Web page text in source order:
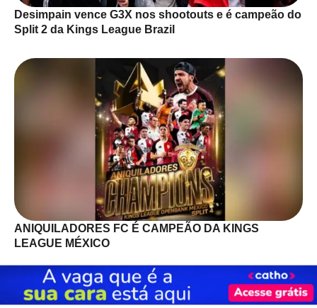
Desimpain vence G3X nos shootouts e é campeão do
Split 2 da Kings League Brazil
ANIQUILADORES FC É CAMPEÃO DA KINGS
LEAGUE MÉXICO